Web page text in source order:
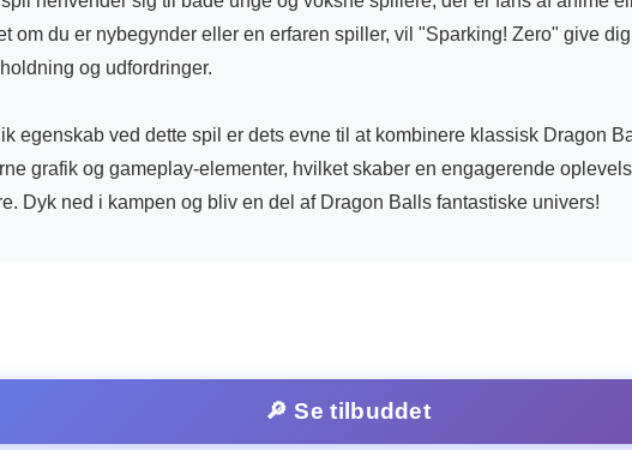
om du er nybegynder eller en erfaren spiller, vil "Sparking! Zero" give
og udfordringer.
egenskab ved dette spil er dets evne til at kombinere klassisk Dragon
grafik og gameplay-elementer, hvilket skaber en engagerende
Dyk ned i kampen og bliv en del af Dragon Balls fantastiske univers!
🔎 Se tilbuddet